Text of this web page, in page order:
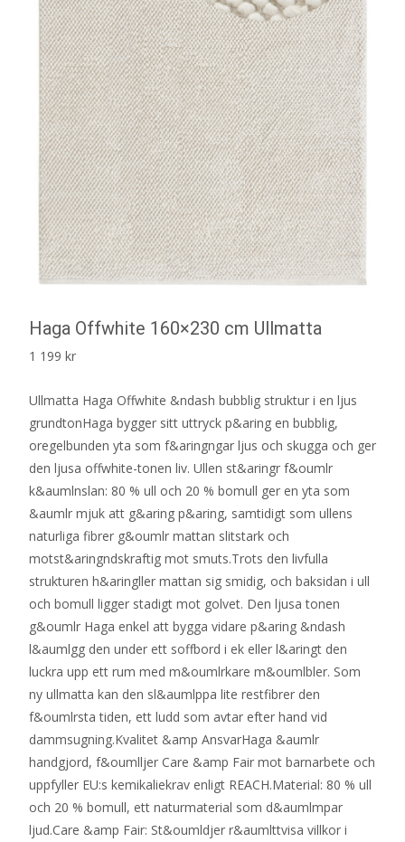
Haga Offwhite 160×230 cm Ullmatta
1 199 kr
Ullmatta Haga Offwhite &ndash bubblig struktur i en ljus
grundtonHaga bygger sitt uttryck p&aring en bubblig,
oregelbunden yta som f&aringngar ljus och skugga och ger
den ljusa offwhite-tonen liv. Ullen st&aringr f&oumlr
k&aumlnslan: 80 % ull och 20 % bomull ger en yta som
&aumlr mjuk att g&aring p&aring, samtidigt som ullens
naturliga fibrer g&oumlr mattan slitstark och
motst&aringndskraftig mot smuts.Trots den livfulla
strukturen h&aringller mattan sig smidig, och baksidan i ull
och bomull ligger stadigt mot golvet. Den ljusa tonen
g&oumlr Haga enkel att bygga vidare p&aring &ndash
l&aumlgg den under ett soffbord i ek eller l&aringt den
luckra upp ett rum med m&oumlrkare m&oumlbler. Som
ny ullmatta kan den sl&aumlppa lite restfibrer den
f&oumlrsta tiden, ett ludd som avtar efter hand vid
dammsugning.Kvalitet &amp AnsvarHaga &aumlr
handgjord, f&oumlljer Care &amp Fair mot barnarbete och
uppfyller EU:s kemikaliekrav enligt REACH.Material: 80 % ull
och 20 % bomull, ett naturmaterial som d&aumlmpar
ljud.Care &amp Fair: St&oumldjer r&aumlttvisa villkor i